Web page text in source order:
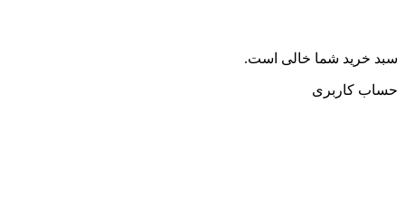
سبد خرید شما خالی است.
حساب کاربری